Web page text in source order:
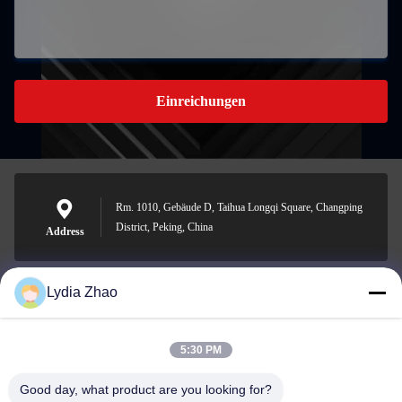
Einreichungen
Address
Rm. 1010, Gebäude D, Taihua Longqi Square, Changping
District, Peking, China
jesingd@vip.sina.com
Lydia Zhao
5:30 PM
Good day, what product are you looking for?